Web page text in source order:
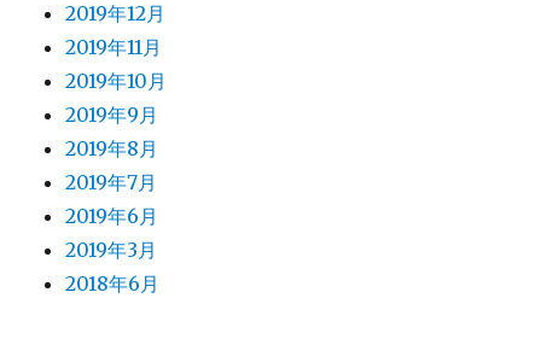
2019年12月
2019年11月
2019年10月
2019年9月
2019年8月
2019年7月
2019年6月
2019年3月
2018年6月